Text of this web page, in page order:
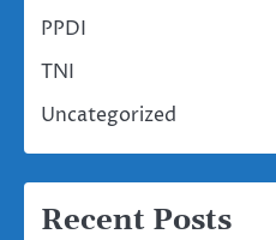
PPDI
TNI
Uncategorized
Recent Posts